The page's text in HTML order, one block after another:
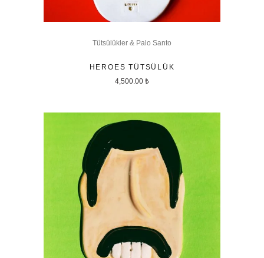
Tütsülükler & Palo Santo
HEROES TÜTSÜLÜK
4,500.00 ₺